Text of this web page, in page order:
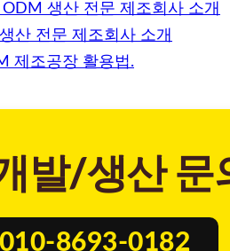
생산 전문 제조회사 소개
산 전문 제조회사 소개
제조공장 활용법.
발/생산 문
8693-0182